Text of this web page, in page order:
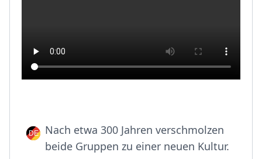
Nach etwa 300 Jahren verschmolzen
beide Gruppen zu einer neuen Kultur.